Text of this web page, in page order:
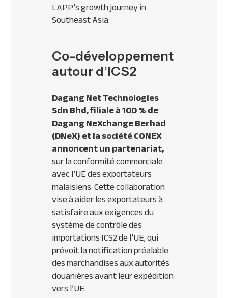
LAPP’s growth journey in
Southeast Asia.
Co-développement
autour d’ICS2
Dagang Net Technologies
Sdn Bhd, filiale à 100 % de
Dagang NeXchange Berhad
(DNeX) et la société CONEX
annoncent un partenariat,
sur la conformité commerciale
avec l’UE des exportateurs
malaisiens. Cette collaboration
vise à aider les exportateurs à
satisfaire aux exigences du
système de contrôle des
importations ICS2 de l’UE, qui
prévoit la notification préalable
des marchandises aux autorités
douanières avant leur expédition
vers l’UE.